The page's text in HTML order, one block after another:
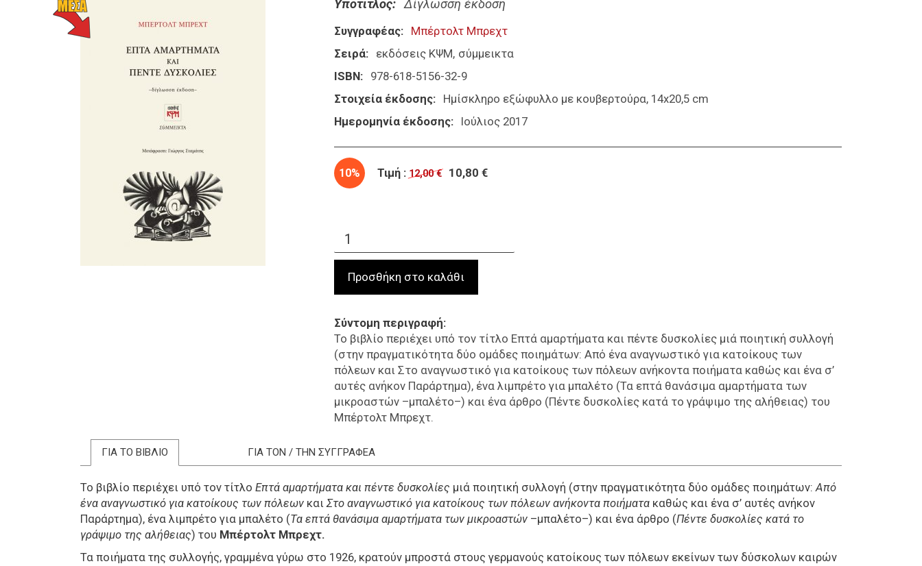
Υπότιτλος Δίγλωσση έκδοση
Συγγραφέας
Μπέρτολτ Μπρεχτ
Σειρά
εκδόσεις ΚΨΜ σύμμεικτα
ISBN
978-618-5156-32-9
Στοιχεία έκδοσης
Ημίσκληρο εξώφυλλο με κουβερτούρα, 14x20,5 cm
Ημερομηνία έκδοσης
Ιούλιος 2017
10% Τιμή : 12,00 € 10,80 €
Σύντομη περιγραφή
Το βιβλίο περιέχει υπό τον τίτλο Επτά αμαρτήματα και πέντε δυσκολίες μιά ποιητική συλλογή
(στην πραγματικότητα δύο ομάδες ποιημάτων: Από ένα αναγνωστικό για κατοίκους των
πόλεων και Στο αναγνωστικό για κατοίκους των πόλεων ανήκοντα ποιήματα καθώς και ένα σ’
αυτές ανήκον Παράρτημα), ένα λιμπρέτο για μπαλέτο (Τα επτά θανάσιμα αμαρτήματα των
μικροαστών –μπαλέτο–) και ένα άρθρο (Πέντε δυσκολίες κατά το γράψιμο της αλήθειας) του
Μπέρτολτ Μπρεχτ.
ΓΙΑ ΤΟ ΒΙΒΛΙΟ ΓΙΑ ΤΟΝ / ΤΗΝ ΣΥΓΓΡΑΦΕΑ
Το βιβλίο περιέχει υπό τον τίτλο Επτά αμαρτήματα και πέντε δυσκολίες μιά ποιητική συλλογή (στην πραγματικότητα δύο ομάδες ποιημάτων:Από
ένα αναγνωστικό για κατοίκους των πόλεων καιΣτο αναγνωστικό για κατοίκους των πόλεων ανήκοντα ποιήματα καθώς και ένα σ’ αυτές ανήκον
Παράρτημα), ένα λιμπρέτο για μπαλέτο (Τα επτά θανάσιμα αμαρτήματα των μικροαστών –μπαλέτο–) και ένα άρθρο (Πέντε δυσκολίες κατά το
γράψιμο της αλήθειας) του Μπέρτολτ Μπρεχτ.
Τα ποιήματα της συλλογής, γραμμένα γύρω στο 1926, κρατούν μπροστά στους γερμανούς κατοίκους των πόλεων εκείνων των δύσκολων καιρών